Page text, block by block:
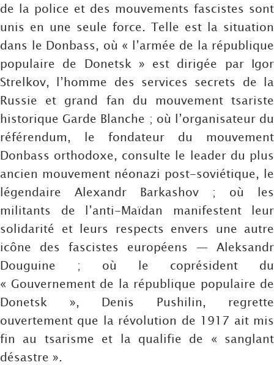
de la police et des mouvements fascistes sont
unis en une seule force. Telle est la situation
dans le Donbass, où « l’armée de la république
populaire de Donetsk » est dirigée par Igor
Strelkov, l’homme des services secrets de la
Russie et grand fan du mouvement tsariste
historique Garde Blanche ; où l’organisateur du
référendum, le fondateur du mouvement
Donbass orthodoxe, consulte le leader du plus
ancien mouvement néonazi post-soviétique, le
légendaire Alexandr Barkashov ; où les
militants de l’anti-Maïdan manifestent leur
solidarité et leurs respects envers une autre
icône des fascistes européens — Aleksandr
Douguine ; où le coprésident du
« Gouvernement de la république populaire de
Donetsk », Denis Pushilin, regrette
ouvertement que la révolution de 1917 ait mis
fin au tsarisme et la qualifie de « sanglant
désastre ».